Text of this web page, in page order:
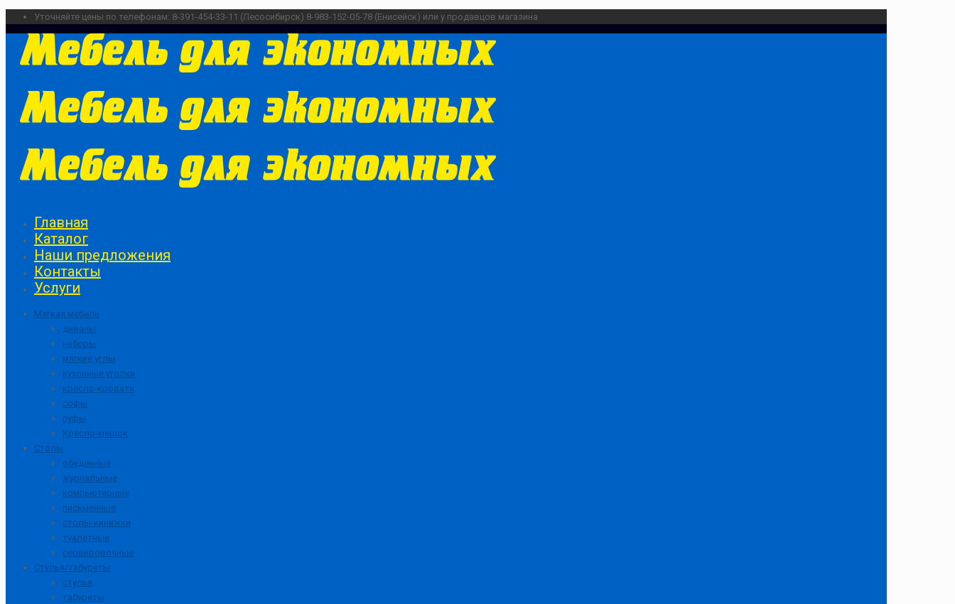
Уточняйте цены по телефонам: 8-391-454-33-11 (Лесосибирск) 8-983-152-05-78 (Енисейск) или у продавцов магазина
Главная
Каталог
Наши предложения
Контакты
Услуги
Мягкая мебель
диваны
наборы
мягкие углы
кухонные уголки
кресло-кровати
софы
пуфы
Кресло-мешок
Столы
обеденные
журнальные
компьютерные
письменные
столы-кинижки
туалетные
сервировочные
Стулья/табуреты
стулья
табуреты